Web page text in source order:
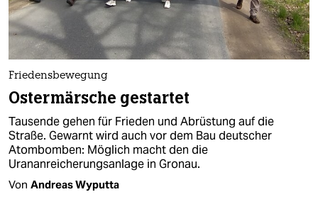
Friedensbewegung
Ostermärsche gestartet
Tausende gehen für Frieden und Abrüstung auf die
Straße. Gewarnt wird auch vor dem Bau deutscher
Atombomben: Möglich macht den die
Urananreicherungsanlage in Gronau.
Von Andreas Wyputta